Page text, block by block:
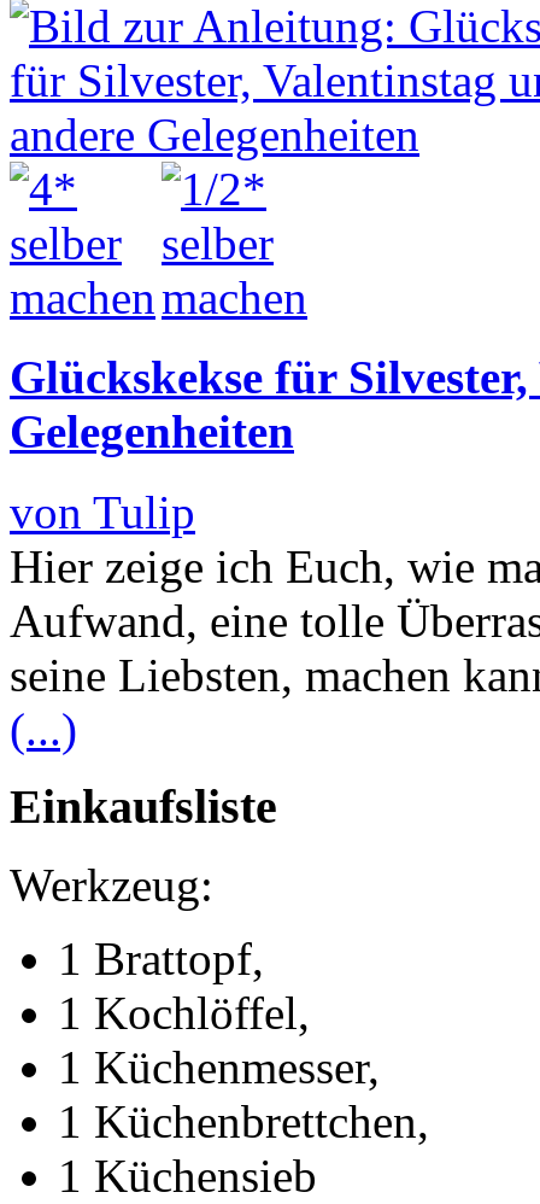
Glückskekse für
Gelegenheiten
von Tulip
Hier zeige ich Euch, wie
Aufwand, eine tolle
seine Liebsten, machen
(...)
Einkaufsliste
Werkzeug:
1 Brattopf,
1 Kochlöffel,
1 Küchenmesser,
1 Küchenbrettchen,
1 Küchensieb